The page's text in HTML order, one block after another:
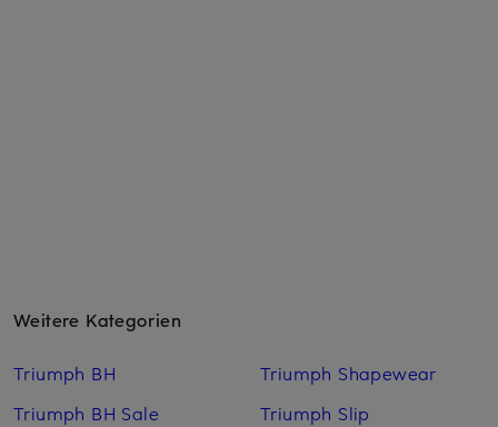
Weitere Kategorien
Triumph BH
Triumph BH Sale
Triumph Shapewear
Triumph Slip